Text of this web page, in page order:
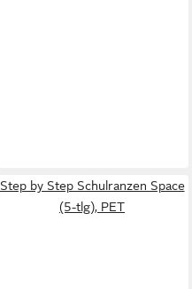
Step by Step Schulranzen Space
(5-tlg), PET